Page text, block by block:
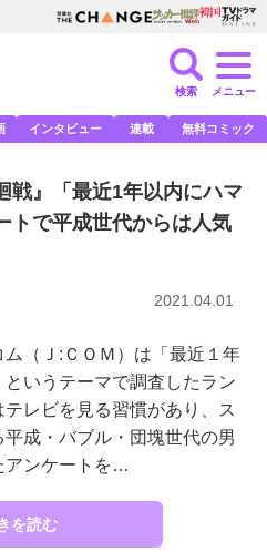
検索 メニュー
インタビュー 連載 無料コミック
戦』「最近1年以内にハマ
トで平成世代からは人気
2021.04.01
（Ｊ:ＣＯＭ）は「最近１年
いうテーマで調査したラン
レビを見る習慣があり、ス
成・バブル・団塊世代の男
アンケートを…
を読む